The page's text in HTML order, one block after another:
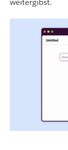
weitergibst.